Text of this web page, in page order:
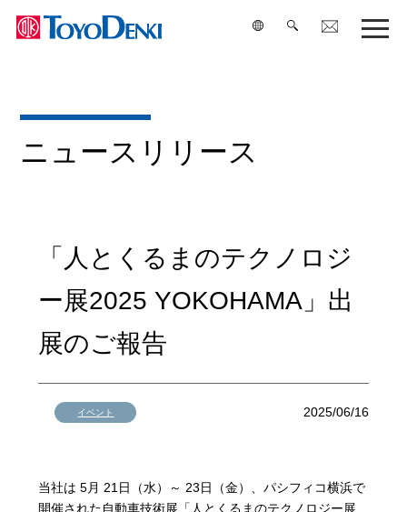
ニュースリリース
「人とくるまのテクノロジ
ー展2025 YOKOHAMA」出
展のご報告
イベント 2025/06/16
当社は 5月 21日（水）～ 23日（金）、パシフィコ横浜で
開催された自動車技術展「人とくるまのテクノロジー展